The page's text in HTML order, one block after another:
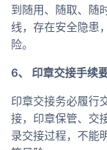
到随用、随取、随
线，存在安全隐患
险。
6、 印章交接手续
印章交接务必履行
接，印章保管、交
录交接过程，不能